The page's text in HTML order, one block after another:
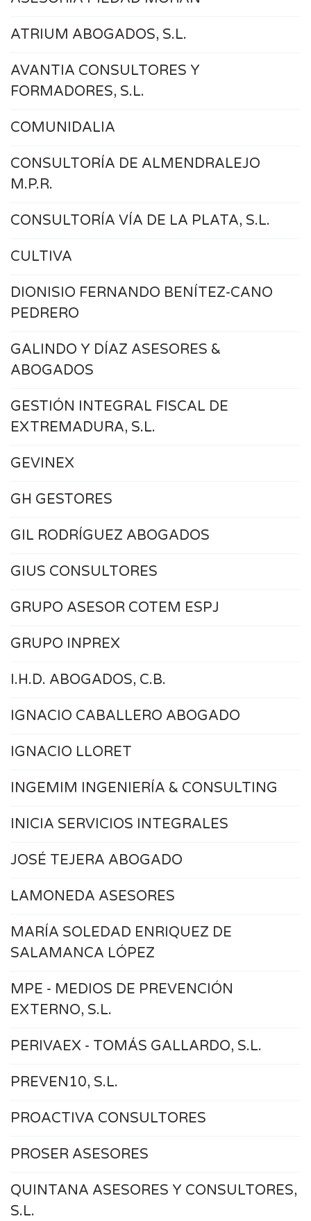
ATRIUM ABOGADOS, S.L.
AVANTIA CONSULTORES Y
FORMADORES, S.L.
COMUNIDALIA
CONSULTORÍA DE ALMENDRALEJO
M.P.R.
CONSULTORÍA VÍA DE LA PLATA, S.L.
CULTIVA
DIONISIO FERNANDO BENÍTEZ-CANO
PEDRERO
GALINDO Y DÍAZ ASESORES &
ABOGADOS
GESTIÓN INTEGRAL FISCAL DE
EXTREMADURA, S.L.
GEVINEX
GH GESTORES
GIL RODRÍGUEZ ABOGADOS
GIUS CONSULTORES
GRUPO ASESOR COTEM ESPJ
GRUPO INPREX
I.H.D. ABOGADOS, C.B.
IGNACIO CABALLERO ABOGADO
IGNACIO LLORET
INGEMIM INGENIERÍA & CONSULTING
INICIA SERVICIOS INTEGRALES
JOSÉ TEJERA ABOGADO
LAMONEDA ASESORES
MARÍA SOLEDAD ENRIQUEZ DE
SALAMANCA LÓPEZ
MPE - MEDIOS DE PREVENCIÓN
EXTERNO, S.L.
PERIVAEX - TOMÁS GALLARDO, S.L.
PREVEN10, S.L.
PROACTIVA CONSULTORES
PROSER ASESORES
QUINTANA ASESORES Y CONSULTORES,
S.L.